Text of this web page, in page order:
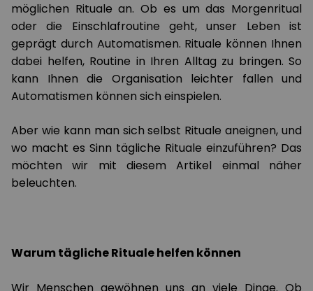
möglichen Rituale an. Ob es um das Morgenritual
oder die Einschlafroutine geht, unser Leben ist
geprägt durch Automatismen. Rituale können Ihnen
dabei helfen, Routine in Ihren Alltag zu bringen. So
kann Ihnen die Organisation leichter fallen und
Automatismen können sich einspielen.
Aber wie kann man sich selbst Rituale aneignen, und
wo macht es Sinn tägliche Rituale einzuführen? Das
möchten wir mit diesem Artikel einmal näher
beleuchten.
Warum tägliche Rituale helfen können